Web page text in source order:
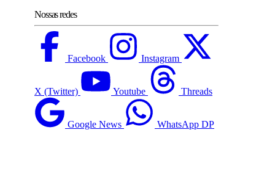
Nossas redes
Facebook Instagram
X (Twitter) Youtube Threads
Google News WhatsApp DP